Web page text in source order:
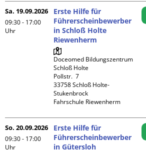
Sa. 19.09.2026
09:30 - 17:00
Uhr
Erste Hilfe für
Führerscheinbewerber
in Schloß Holte
Riewenherm
Doceomed Bildungszentrum
Schloß Holte
Pollstr.  7
33758 Schloß Holte-
Stukenbrock
Fahrschule Riewenherm
So. 20.09.2026
09:30 - 17:00
Uhr
Erste Hilfe für
Führerscheinbewerber
in Gütersloh